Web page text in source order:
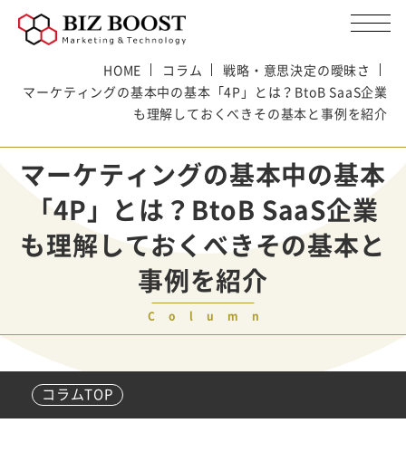
HOME コラム
戦略・意思決定の曖昧さ
マーケティングの基本中の基本「4P」とは？BtoB SaaS企業
も理解しておくべきその基本と事例を紹介
マーケティングの基本中の基本
「4P」とは？BtoB SaaS企業
も理解しておくべきその基本と
事例を紹介
Column
コラムTOP